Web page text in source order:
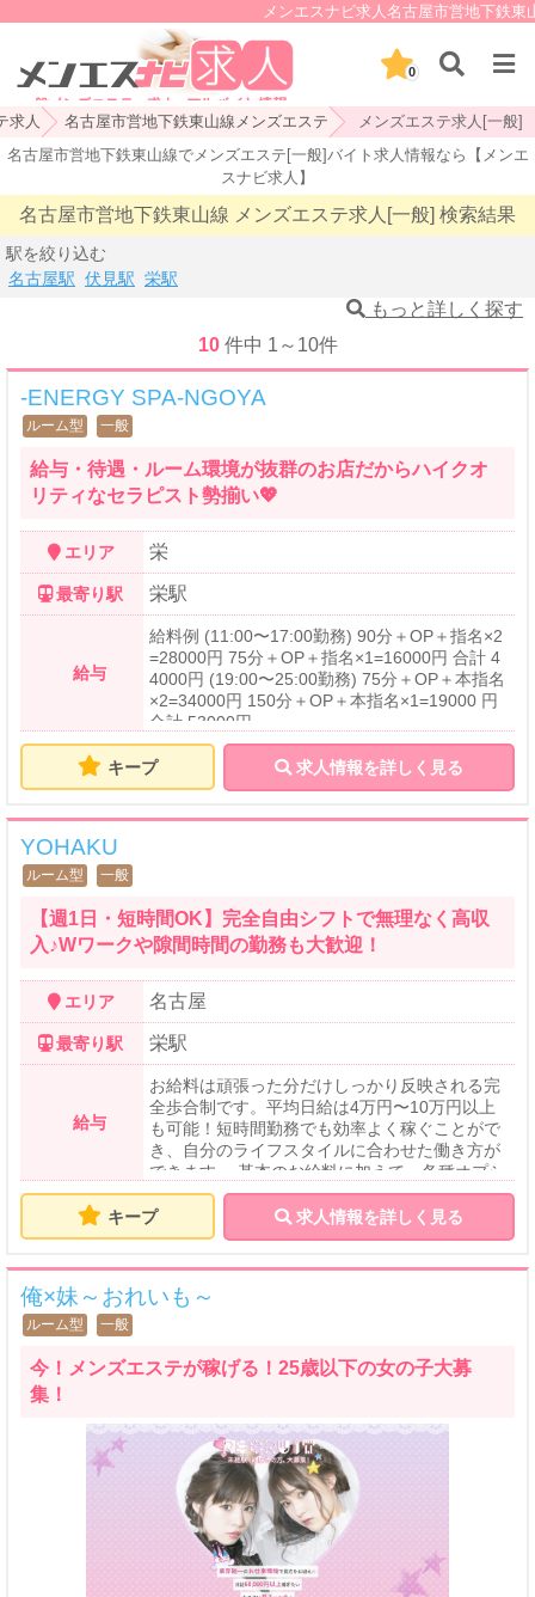
メンエスナビ求人名古屋市営地下鉄東山
0
メンズエステ求人[一般]
名古屋市営地下鉄東山線メンズエステ
求人
名古屋市営地下鉄東山線でメンズエステ[一般]バイト求人情報なら【メンエ
スナビ求人】
名古屋市営地下鉄東山線 メンズエステ求人[一般] 検索結果
駅を絞り込む
名古屋駅 伏見駅 栄駅
もっと詳しく探す
10 件中 1 ～ 10件
-ENERGY SPA-NGOYA
ルーム型 一般
給与・待遇・ルーム環境が抜群のお店だからハイクオ
リティなセラピスト勢揃い💖
エリア 栄
最寄り駅 栄駅
給与
給料例 (11:00〜17:00勤務) 90分＋OP＋指名×2
=28000円 75分＋OP＋指名×1=16000円 合計 4
4000円 (19:00〜25:00勤務) 75分＋OP＋本指名
×2=34000円 150分＋OP＋本指名×1=19000 円
合計 53000円
キープ 求人情報を詳しく見る
YOHAKU
ルーム型 一般
【週1日・短時間OK】完全自由シフトで無理なく高収
入♪Wワークや隙間時間の勤務も大歓迎！
エリア 名古屋
最寄り駅 栄駅
給与
お給料は頑張った分だけしっかり反映される完
全歩合制です。平均日給は4万円〜10万円以上
も可能！短時間勤務でも効率よく稼ぐことがで
き、自分のライフスタイルに合わせた働き方が
できます。 基本のお給料に加えて、各種オプシ
ョンは高還元のフルバック制度を採用。頑張り
や接客スキル次第でさらに収入アップが可能で
す。 未経験スタートでも丁寧な研修やサポート
指せます。
キープ 求人情報を詳しく見る
俺×妹～おれいも～
ルーム型 一般
今！メンズエステが稼げる！25歳以下の女の子大募
集！